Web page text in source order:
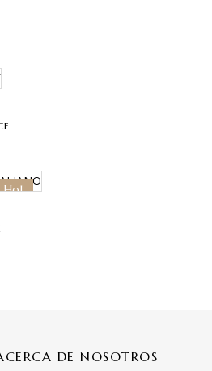
Hot
DE NOSOTROS